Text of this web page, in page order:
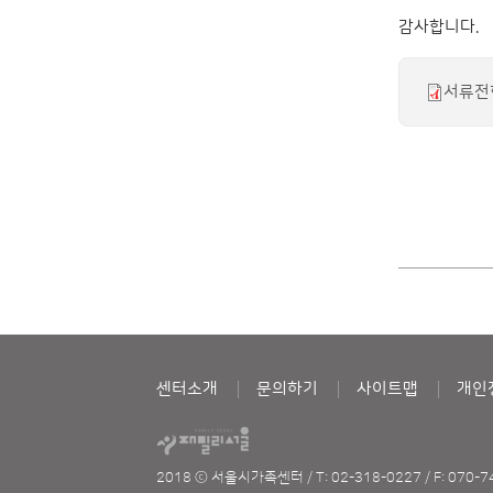
감사합니다.
서류
센터소개 문의하기 사이트맵 개인
2018 ⓒ 서울시가족센터 / T: 02-318-0227 / F: 070-